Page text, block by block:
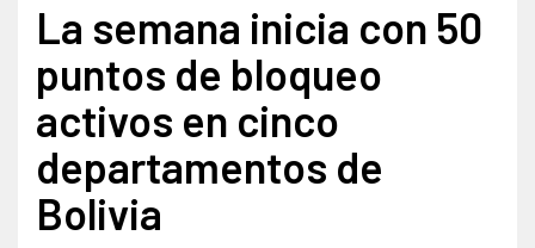
La semana inicia con 50
puntos de bloqueo
activos en cinco
departamentos de
Bolivia